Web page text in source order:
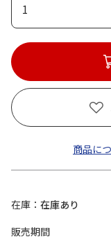
1
商品に
在庫
在庫あり
販売期間